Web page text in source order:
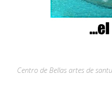
Centro de Bellas artes de